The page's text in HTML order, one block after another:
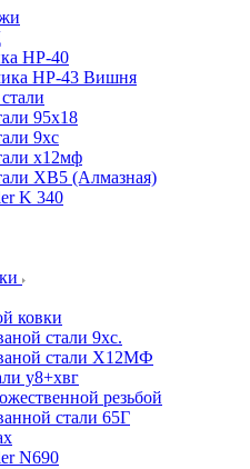
НР-40
НР-43 Вишня
95х18
9хс
х12мф
ХВ5 (Алмазная)
K 340
ковки
стали 9хс.
стали Х12МФ
у8+хвг
резьбой
стали 65Г
N690